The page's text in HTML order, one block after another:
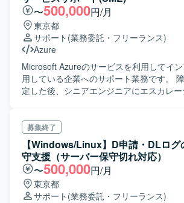
〜500,000円/月
東京都
サポート (業務委託・フリーランス)
Azure
Microsoft Azureのサービスを利用してイ
用している企業へのサポート業務です。
定した後、シニアエンジニアにエスカレ
可能）※英語は稀に使用。（稀に外国人エ
ルで利用） 勤務時間 9:00～18:00（土日祝日はお休みで
す。） 面接： 1～2回程度
募集終了
【Windows/Linux】D申請・DLログ
守支援（サーバー保守切れ対応）
〜500,000円/月
東京都
サポート (業務委託・フリーランス)